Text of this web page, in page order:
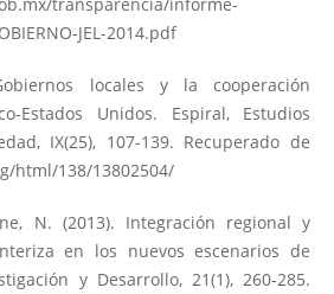
JEL-2014.pdf
locales y la cooperación
Estados Unidos. Espiral, Estudios
IX(25), 107-139. Recuperado de
html/138/13802504/
N. (2013). Integración regional y
en los nuevos escenarios de
y Desarrollo, 21(1), 260-285.